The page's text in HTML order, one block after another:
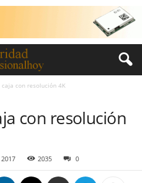
caja con resolución 4K
con resolución
2035 0